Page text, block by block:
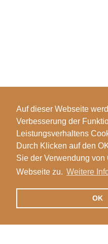
Auf dieser Webseite
Verbesserung der
Leistungsverhaltens
Durch Klicken auf den
Sie der Verwendung
Webseite zu. Weitere
OK